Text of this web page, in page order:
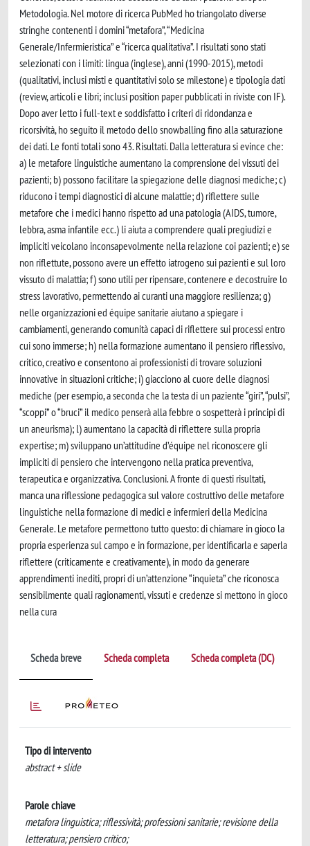
Metodologia. Nel motore di ricerca PubMed ho triangolato diverse
stringhe contenenti i domini “metafora”, “Medicina
Generale/Infermieristica” e “ricerca qualitativa”. I risultati sono stati
selezionati con i limiti: lingua (inglese), anni (1990-2015), metodi
(qualitativi, inclusi misti e quantitativi solo se milestone) e tipologia dati
(review, articoli e libri; inclusi position paper pubblicati in riviste con IF).
Dopo aver letto i full-text e soddisfatto i criteri di ridondanza e
ricorsività, ho seguito il metodo dello snowballing fino alla saturazione
dei dati. Le fonti totali sono 43. Risultati. Dalla letteratura si evince che:
a) le metafore linguistiche aumentano la comprensione dei vissuti dei
pazienti; b) possono facilitare la spiegazione delle diagnosi mediche; c)
riducono i tempi diagnostici di alcune malattie; d) riflettere sulle
metafore che i medici hanno rispetto ad una patologia (AIDS, tumore,
lebbra, asma infantile ecc.) li aiuta a comprendere quali pregiudizi e
impliciti veicolano inconsapevolmente nella relazione coi pazienti; e) se
non riflettute, possono avere un effetto iatrogeno sui pazienti e sul loro
vissuto di malattia; f) sono utili per ripensare, contenere e decostruire lo
stress lavorativo, permettendo ai curanti una maggiore resilienza; g)
nelle organizzazioni ed équipe sanitarie aiutano a spiegare i
cambiamenti, generando comunità capaci di riflettere sui processi entro
cui sono immerse; h) nella formazione aumentano il pensiero riflessivo,
critico, creativo e consentono ai professionisti di trovare soluzioni
innovative in situazioni critiche; i) giacciono al cuore delle diagnosi
mediche (per esempio, a seconda che la testa di un paziente “giri”, “pulsi”,
“scoppi” o “bruci” il medico penserà alla febbre o sospetterà i principi di
un aneurisma); l) aumentano la capacità di riflettere sulla propria
expertise; m) sviluppano un’attitudine d’équipe nel riconoscere gli
impliciti di pensiero che intervengono nella pratica preventiva,
terapeutica e organizzativa. Conclusioni. A fronte di questi risultati,
manca una riflessione pedagogica sul valore costruttivo delle metafore
linguistiche nella formazione di medici e infermieri della Medicina
Generale. Le metafore permettono tutto questo: di chiamare in gioco la
propria esperienza sul campo e in formazione, per identificarla e saperla
riflettere (criticamente e creativamente), in modo da generare
apprendimenti inediti, propri di un’attenzione “inquieta” che riconosca
sensibilmente quali ragionamenti, vissuti e credenze si mettono in gioco
nella cura
Scheda breve Scheda completa Scheda completa (DC)
Tipo di intervento
abstract + slide
Parole chiave
metafora linguistica; riflessività; professioni sanitarie; revisione della
letteratura; pensiero critico;